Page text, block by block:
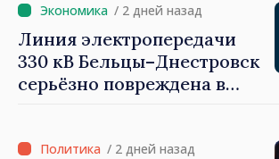
быть свободными и
честными»
/ 2 дней назад
Линия электропередачи
330 кВ Бельцы–Днестровск
серьёзно повреждена в
/ 2 дней назад